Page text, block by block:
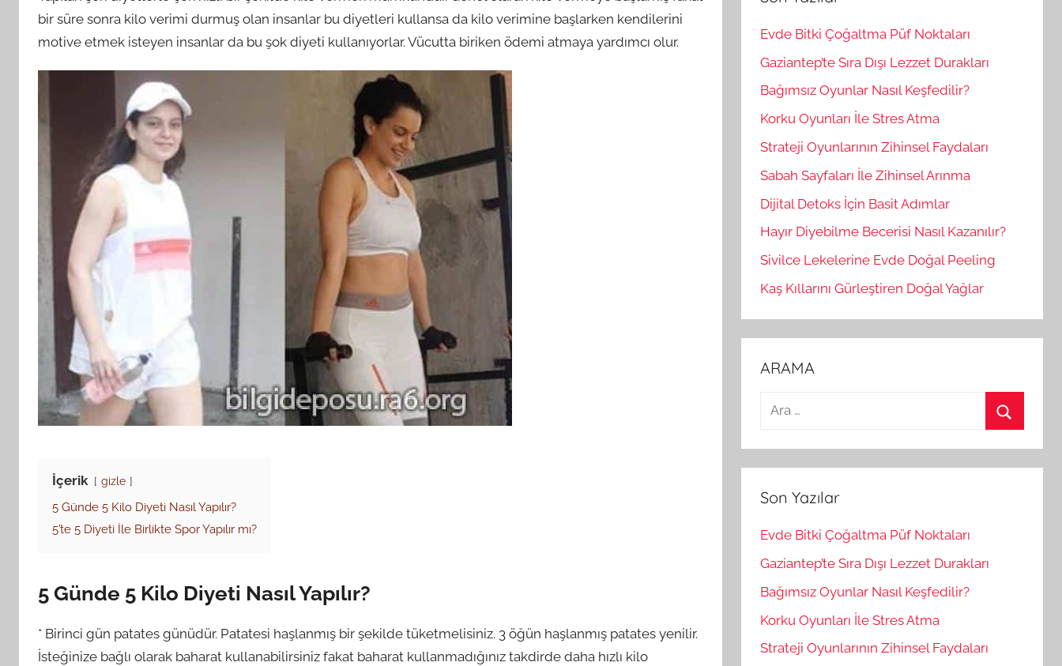
bir süre sonra kilo verimi durmuş olan insanlar bu diyetleri kullansa da kilo verimine başlarken kendilerini
motive etmek isteyen insanlar da bu şok diyeti kullanıyorlar. Vücutta biriken ödemi atmaya yardımcı olur.
İçerik gizle
5 Günde 5 Kilo Diyeti Nasıl Yapılır?
5’te 5 Diyeti İle Birlikte Spor Yapılır mı?
5 Günde 5 Kilo Diyeti Nasıl Yapılır?
* Birinci gün patates günüdür. Patatesi haşlanmış bir şekilde tüketmelisiniz. 3 öğün haşlanmış patates yenilir.
İsteğinize bağlı olarak baharat kullanabilirsiniz fakat baharat kullanmadığınız takdirde daha hızlı kilo
Evde Bitki Çoğaltma Püf Noktaları
Gaziantep’te Sıra Dışı Lezzet Durakları
Bağımsız Oyunlar Nasıl Keşfedilir?
Korku Oyunları İle Stres Atma
Strateji Oyunlarının Zihinsel Faydaları
Sabah Sayfaları İle Zihinsel Arınma
Dijital Detoks İçin Basit Adımlar
Hayır Diyebilme Becerisi Nasıl Kazanılır?
Sivilce Lekelerine Evde Doğal Peeling
Kaş Kıllarını Gürleştiren Doğal Yağlar
ARAMA
a
m
a
Son Yazılar
Evde Bitki Çoğaltma Püf Noktaları
Gaziantep’te Sıra Dışı Lezzet Durakları
Bağımsız Oyunlar Nasıl Keşfedilir?
Korku Oyunları İle Stres Atma
Strateji Oyunlarının Zihinsel Faydaları